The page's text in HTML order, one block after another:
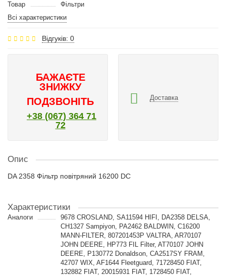
Товар
Фільтри
Всі характеристики
Відгуків: 0
БАЖАЄТЕ
ЗНИЖКУ
ПОДЗВОНІТЬ
+38 (067) 364 71
72
Доставка
Опис
DA 2358 Фільтр повітряний 16200 DC
Характеристики
Аналоги
9678 CROSLAND, SA11594 HIFI, DA2358 DELSA,
CH1327 Sampiyon, PA2462 BALDWIN, C16200
MANN-FILTER, 807201453P VALTRA, AR70107
JOHN DEERE, HP773 FIL Filter, AT70107 JOHN
DEERE, P130772 Donaldson, CA2517SY FRAM,
42707 WIX, AF1644 Fleetguard, 71728450 FIAT,
132882 FIAT, 20015931 FIAT, 1728450 FIAT,